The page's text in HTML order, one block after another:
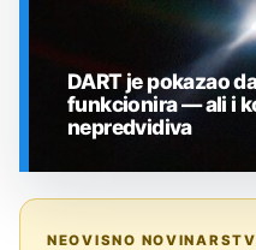
DART je pokazao
funkcionira — ali i
nepredvidiva
NEOVISNO